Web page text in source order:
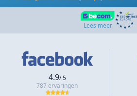
Lees meer
4.9/ 5
787 ervaringen